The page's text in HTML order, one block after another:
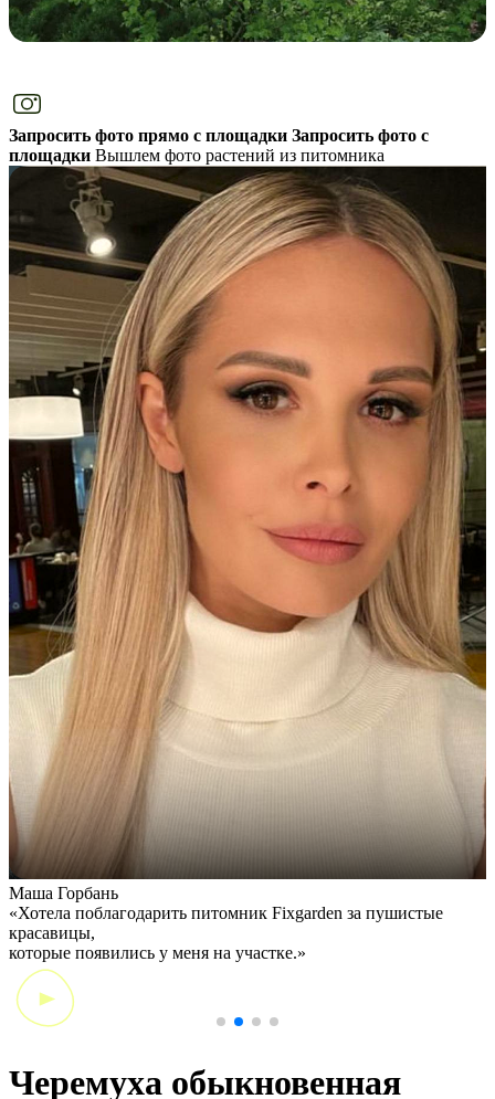
Запросить фото прямо с площадки Запросить фото с
площадки Вышлем фото растений из питомника
Маша Горбань
«Хотела поблагодарить питомник Fixgarden за пушистые
красавицы,
которые появились у меня на участке.»
Черемуха обыкновенная